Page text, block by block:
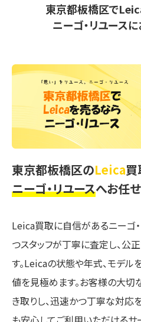
東京都板橋区で
ニーゴ・リユースに
東京都板橋区のLeica
ニーゴ・リユースへお任
Leica買取に自信があるニーゴ
つスタッフが丁寧に査定し、公
す。Leicaの状態や年式、モデル
値を見極めます。お客様の大
き取りし、迅速かつ丁寧な対応